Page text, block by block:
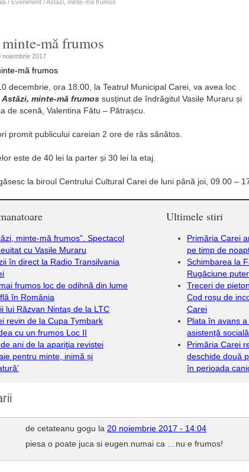
/ Eveniment / Astăzi, minte-mă frumos
mă frumos
noiembrie 2017
decembrie, ora 18.00, la Teatrul Municipal Carei, va avea loc
Astăzi, minte-mă frumos susținut de îndrăgitul Vasile Muraru și
de scenă, Valentina Fătu – Pătrașcu.
promit publicului careian 2 ore de râs sănătos.
este de 40 lei la parter și 30 lei la etaj.
la biroul Centrului Cultural Carei de luni până joi, 09.00 –
minte-mă frumos”. Spectacol
cu Vasile Muraru
în direct la Radio Transilvania
frumos loc de odihnă din lume
în România
lui Răzvan Nintaș de la LTC
revin de la Cupa Tymbark
cu un frumos Loc II
ani de la apariţia revistei
pentru minte, inimă și
Ultimele stiri
Primăria Carei
pe timp de
Schimbarea la
Rugăciune
Treceri de
Cod roșu de
Carei
Plata în avans
asistență socială
Primăria Carei
deschide două
în perioada
de cetateanu gogu la 20 noiembrie 2017 - 14:04
piesa o poate juca si eugen.numai ca …nu e frumos!